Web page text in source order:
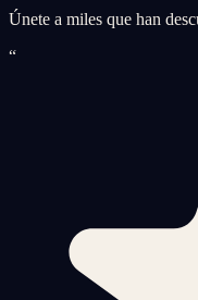
Únete a miles que han
“